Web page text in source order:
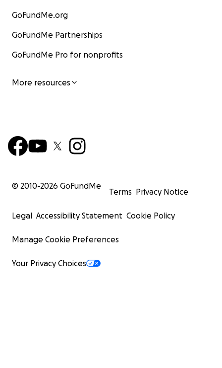
GoFundMe.org
GoFundMe Partnerships
GoFundMe Pro for nonprofits
More resources
© 2010-2026 GoFundMe
Terms Privacy Notice
Legal Accessibility Statement Cookie Policy
Manage Cookie Preferences
Your Privacy Choices